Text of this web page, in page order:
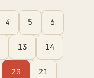
4 5 6
13 14
20 21